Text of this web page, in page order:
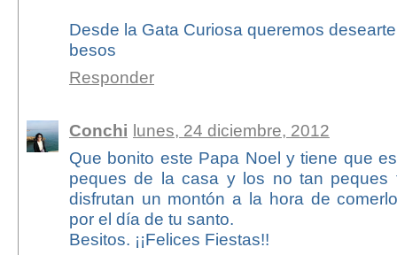
Desde la Gata Curiosa queremos
besos
Responder
Conchi lunes, 24 diciembre, 2012
Que bonito este Papa Noel y tiene que
peques de la casa y los no tan peques
disfrutan un montón a la hora de
por el día de tu santo.
Besitos. ¡¡Felices Fiestas!!